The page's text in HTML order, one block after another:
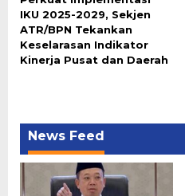
IKU 2025-2029, Sekjen
ATR/BPN Tekankan
Keselarasan Indikator
Kinerja Pusat dan Daerah
News Feed